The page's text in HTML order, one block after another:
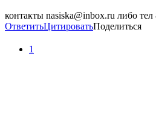
контакты nasiska@inbox.ru либо
ОтветитьЦитироватьПоделиться
1